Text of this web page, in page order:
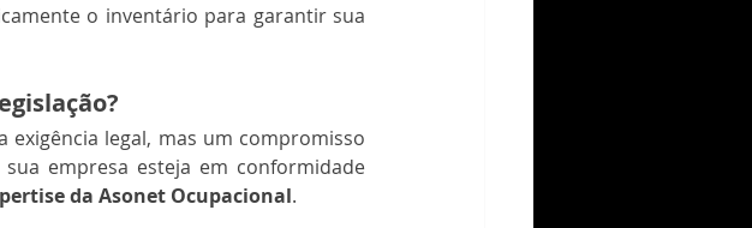
o inventário para garantir sua
exigência legal, mas um compromisso
empresa esteja em conformidade
da Asonet Ocupacional.